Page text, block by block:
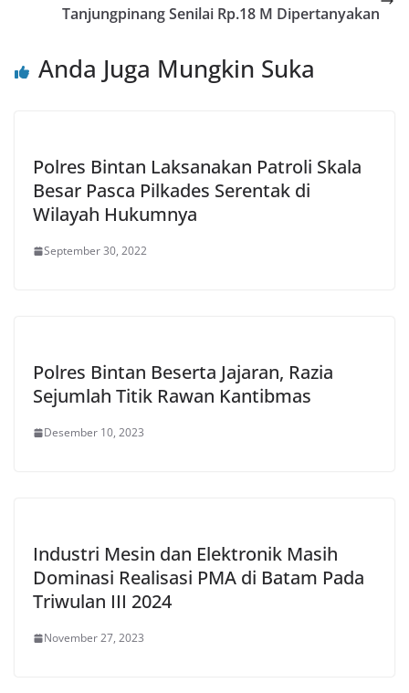
Tanjungpinang Senilai Rp.18 M Dipertanyakan
Anda Juga Mungkin Suka
Polres Bintan Laksanakan Patroli Skala
Besar Pasca Pilkades Serentak di
Wilayah Hukumnya
September 30, 2022
Polres Bintan Beserta Jajaran, Razia
Sejumlah Titik Rawan Kantibmas
Desember 10, 2023
Industri Mesin dan Elektronik Masih
Dominasi Realisasi PMA di Batam Pada
Triwulan III 2024
November 27, 2023